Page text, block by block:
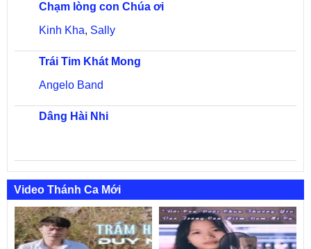
Chạm lòng con Chúa ơi
Kinh Kha, Sally
Trái Tim Khát Mong
Angelo Band
Dâng Hài Nhi
Video Thánh Ca Mới